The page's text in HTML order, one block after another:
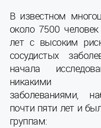
В известном
около 7500
лет с высоким
сосудистых
начала
никакими
заболеваниями,
почти пяти лет и
группам: